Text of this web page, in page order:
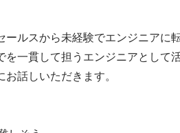
ルスから未経験でエンジニアに
を一貫して担うエンジニアとして
話しいただきます。